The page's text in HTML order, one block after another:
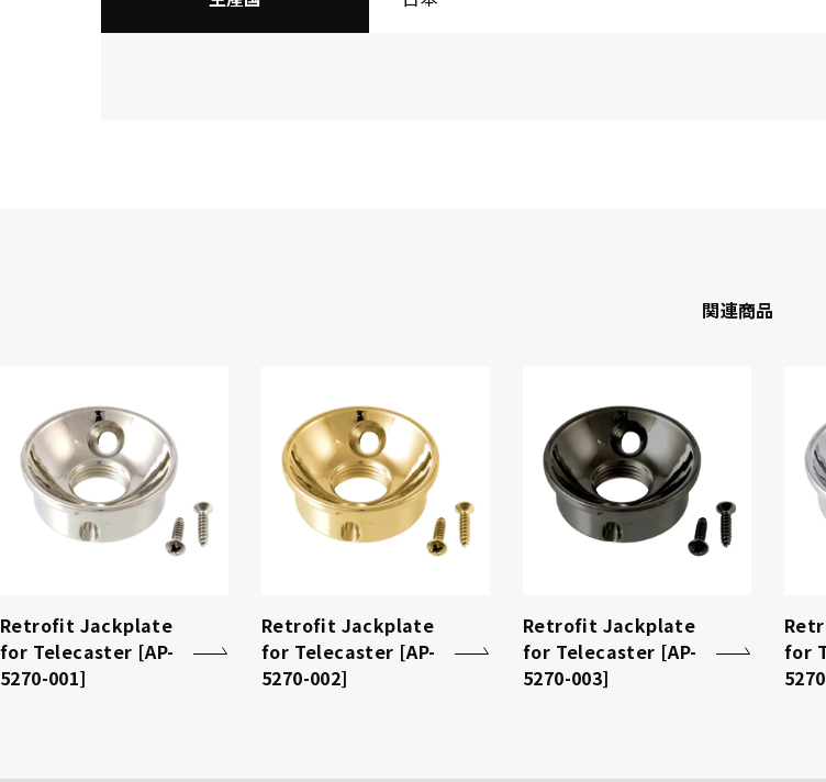
関連商品
Retrofit Jackplate
for Telecaster [AP-
5270-001]
Retrofit Jackplate
for Telecaster [AP-
5270-002]
Retrofit Jackplate
for Telecaster [AP-
5270-003]
for